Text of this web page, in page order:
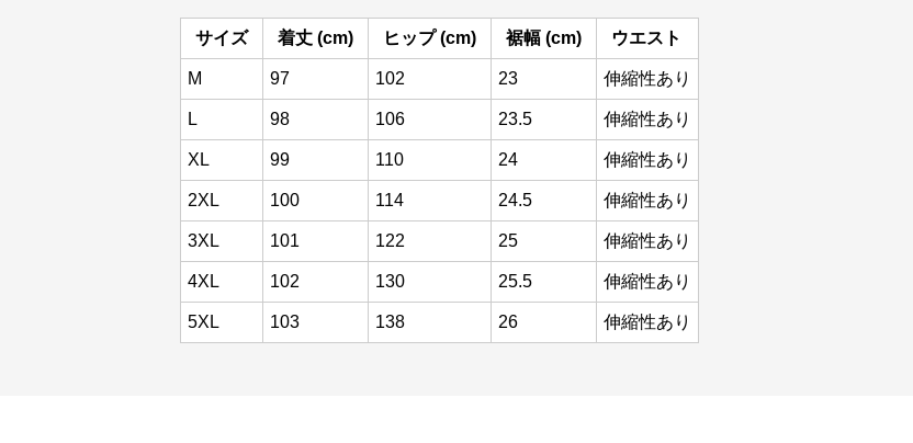
サイズ 着丈 (cm) ヒップ (cm) 裾幅 (cm) ウエスト
M 97 102 23 伸縮性あり
L 98 106 23.5 伸縮性あり
XL 99 110 24 伸縮性あり
2XL 100 114 24.5 伸縮性あり
3XL 101 122 25 伸縮性あり
4XL 102 130 25.5 伸縮性あり
5XL 103 138 26 伸縮性あり